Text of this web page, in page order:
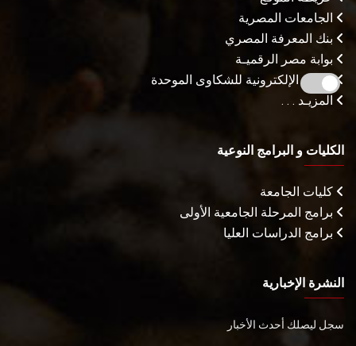
الجامعات المصرية
بنك المعرفة المصري
بوابة مصر الرقميـة
البوابة الإلكترونية للشكاوى الموحدة
المزيـد . . .
الكليات و البرامج النوعية
كليات الجامعة
برامج المرحلة الجامعية الأولى
برامج الدراسات العليا
النشرة الإخبارية
سجل ليصلك أحدث الأخبار